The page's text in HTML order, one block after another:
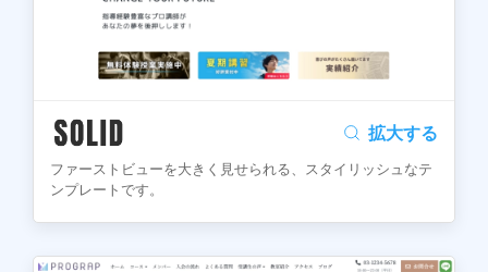
拡大する
ファーストビューを大きく見せられる、スタイリッシュなテ
ンプレートです。